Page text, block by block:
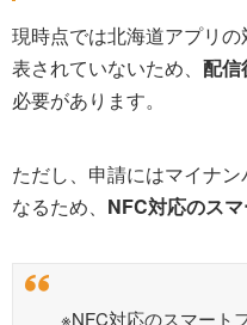
現時点では北海道アプリ
表されていないため、 配信
必要があります。
ただし、申請にはマイナ
なるため、 NFC対応のス
※NFC対応のスマート